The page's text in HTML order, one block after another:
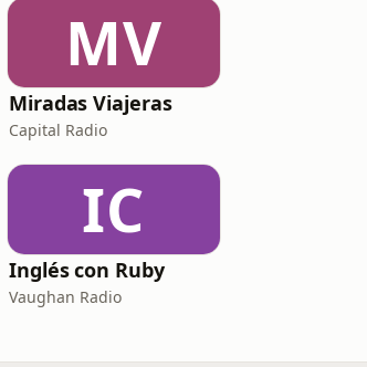
MV
Miradas Viajeras
Capital Radio
IC
Inglés con Ruby
Vaughan Radio